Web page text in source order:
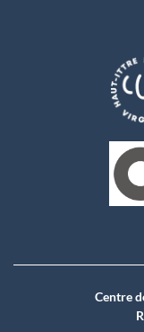
Centre